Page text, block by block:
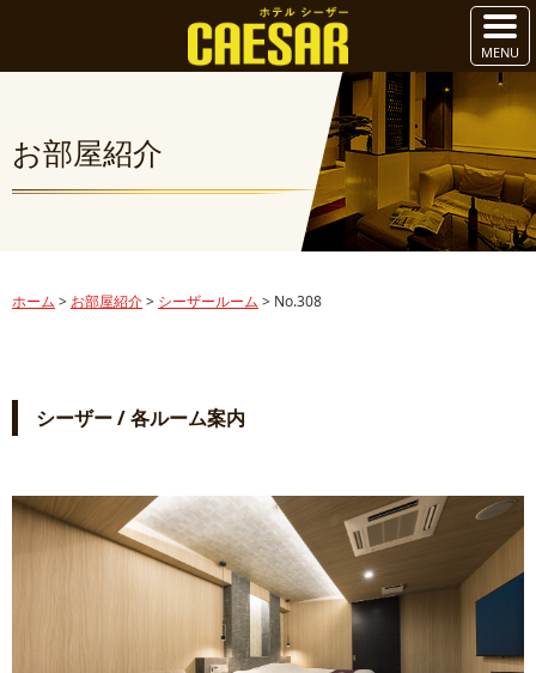
お部屋紹介
ホーム > お部屋紹介> シーザールーム > No.308
シーザー / 各ルーム案内